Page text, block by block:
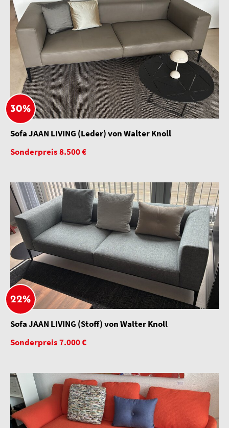
30%
Sofa JAAN LIVING (Leder) von Walter Knoll
Sonderpreis 8.500 €
22%
Sofa JAAN LIVING (Stoff) von Walter Knoll
Sonderpreis 7.000 €